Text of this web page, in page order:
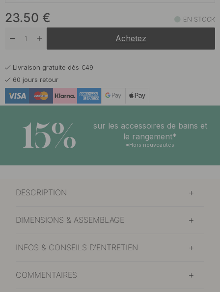
Deep Blue En stock
Grège En stock
Reddish Brown
23.50 € EN STOCK
Achetez
Livraison gratuite dès €49
60 jours retour
15%
sur les accessoires de bains et
le rangement*
*Hors nouveautés
DESCRIPTION
DIMENSIONS & ASSEMBLAGE
INFOS & CONSEILS D'ENTRETIEN
COMMENTAIRES